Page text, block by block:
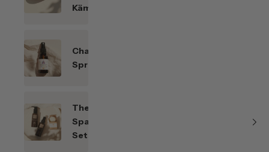
Kämme
Chakren-
Sprays
Themen-
Spar-
Sets